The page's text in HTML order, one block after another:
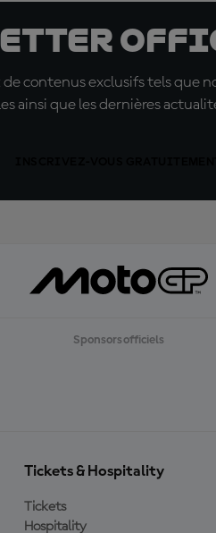
contenus exclusifs tels que
ainsi que les dernières
Sponsors officiels
Tickets & Hospitality
Tickets
Hospitality